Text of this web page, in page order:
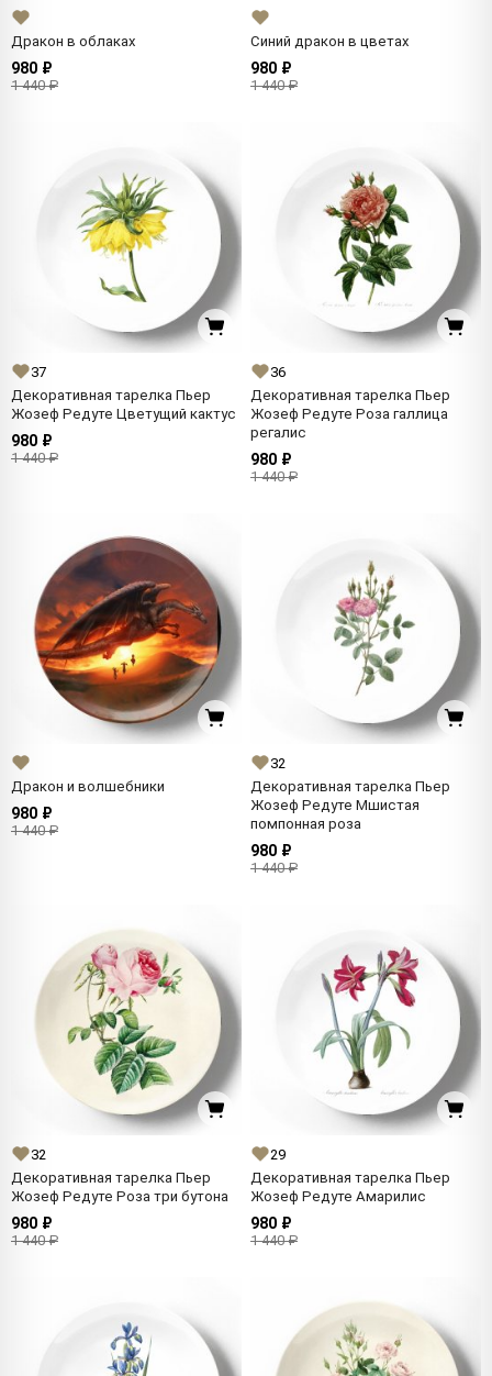
Дракон в облаках
980 ₽
1 440 ₽
Синий дракон в цветах
980 ₽
1 440 ₽
37
Декоративная тарелка Пьер
Жозеф Редуте Цветущий кактус
980 ₽
1 440 ₽
36
Декоративная тарелка Пьер
Жозеф Редуте Роза галлица
регалис
980 ₽
1 440 ₽
Дракон и волшебники
980 ₽
1 440 ₽
32
Декоративная тарелка Пьер
Жозеф Редуте Мшистая
помпонная роза
980 ₽
1 440 ₽
32
Декоративная тарелка Пьер
Жозеф Редуте Роза три бутона
980 ₽
1 440 ₽
29
Декоративная тарелка Пьер
Жозеф Редуте Амарилис
980 ₽
1 440 ₽